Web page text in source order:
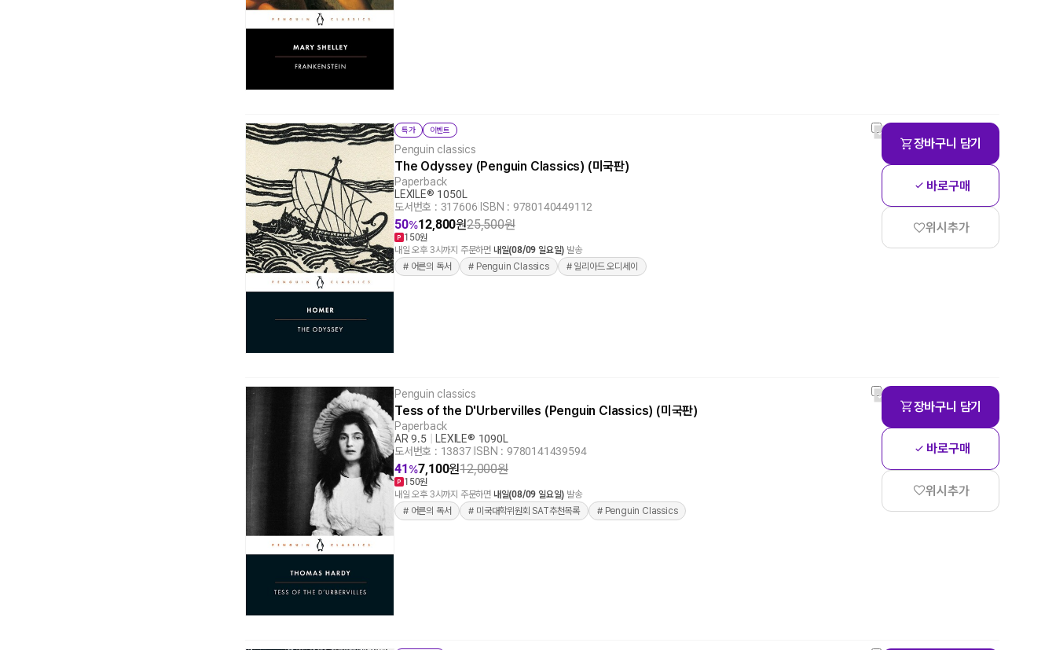
특가 이벤트
Penguin classics
The Odyssey (Penguin Classics) (미국판)
Paperback
LEXILE® 1050L
도서번호 : 317606 ISBN : 9780140449112
50%12,800원25,500원
150원
내일 오후 3시까지 주문하면 내일(08/09 일요일) 발송
# 어른의 독서
# Penguin Classics # 일리아드 오디세이
장바구니 담기
바로구매
위시추가
Penguin classics
Tess of the D'Urbervilles (Penguin Classics) (미국판)
Paperback
AR 9.5 | LEXILE® 1090L
도서번호 : 13837| ISBN : 9780141439594
41%7,100원12,000원
150원
내일 오후 3시까지 주문하면 내일(08/09 일요일) 발송
# 어른의 독서
# 미국대학위원회 SAT추천목록 # Penguin Classics
장바구니 담기
바로구매
위시추가